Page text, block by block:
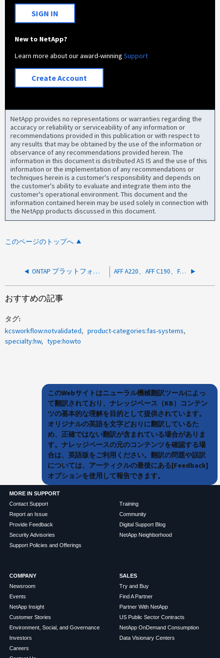
SIGN IN
New to NetApp?
Learn more about our award-winningSupport
Create Account
NetApp provides no representations or warranties regarding the
accuracy or reliability or serviceability of any information or
recommendations provided in this publication or with respect to
any results that may be obtained by the use of the information or
observance of any recommendations provided herein. The
information in this document is distributed AS IS and the use of this
information or the implementation of any recommendations or
techniques herein is a customer's responsibility and depends on
the customer's ability to evaluate and integrate them into the
customer's operational environment. This document and the
information contained herein may be used solely in connection with
the NetApp products discussed in this document.
このページのトップへ
ONTAP プラットフォームの識別方法 AFF A220、AFF C190、FAS27xxシリーズ システムのRJ45またはCNAバージョンを特定する方法
おすすめの記事
タグ
kcsworkflow:notvalidated
product-categories:fas-systems
specialty:hw
type:howto
このWebサイトはニューラル機械翻訳ツールによっ
て翻訳されており、ナレッジベース（KB）コンテン
ツの基本的な理解を目的として提供されています。
オリジナルの英語を文字どおりに翻訳しているた
め、正確ではない翻訳が含まれている場合がありま
す。ナレッジベースの元のコンテンツを確認する場
合は、英語版をご利用ください。翻訳の問題や誤訳
については、アーティクルの最後にある[Feedback]
オプションを使用して報告できます。
MORE IN SUPPORT
Contact Support
Report an Issue
Provide Feedback
Security Advisories
Support Policies and Offerings
Training
Community
Digital Support Blog
NetApp Neighborhood
COMPANY
Newsroom
Events
NetApp Insight
Customer Stories
Environment, Social, and Governance
Investors
Careers
SALES
Try and Buy
Find A Partner
Partner With NetApp
US Public Sector Contracts
NetApp OnDemand Consumption
Data Visionary Centers